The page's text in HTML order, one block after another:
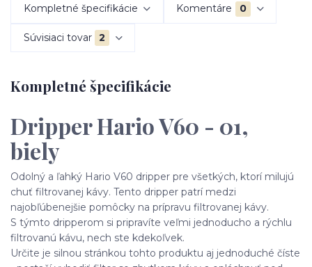
Kompletné špecifikácie Komentáre 0
Súvisiaci tovar 2
Kompletné špecifikácie
Dripper Hario V60 - 01,
biely
Odolný a ľahký Hario V60 dripper pre všetkých, ktorí milujú
chuť filtrovanej kávy. Tento dripper patrí medzi
najobľúbenejšie pomôcky na prípravu filtrovanej kávy.
S týmto dripperom si pripravíte veľmi jednoducho a rýchlu
filtrovanú kávu, nech ste kdekoľvek.
Určite je silnou stránkou tohto produktu aj jednoduché číste